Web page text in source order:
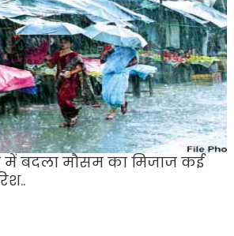
बदला मौसम का मिजाज कई